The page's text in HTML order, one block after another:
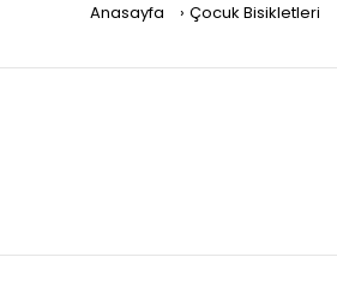
Anasayfa Çocuk Bisikletleri